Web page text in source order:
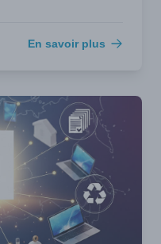
En savoir plus